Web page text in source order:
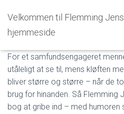
Velkommen til Flemming
hjemmeside
Vorherre er
For et samfundsengageret
utåleligt at se til, mens kløften
bliver større og større – når de
brug for hinanden. Så Flemming
bog at gribe ind – med humoren